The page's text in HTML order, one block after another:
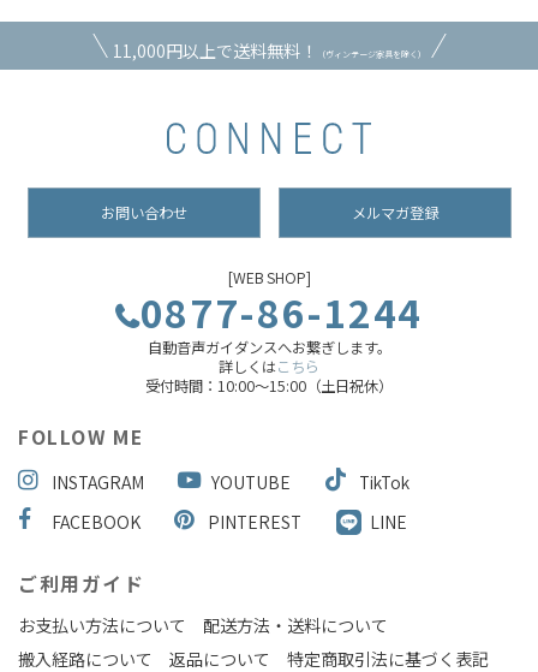
11,000円以上で送料無料！ （ヴィンテージ家具を除く）
お問い合わせ メルマガ登録
[WEB SHOP]
0877-86-1244
自動音声ガイダンスへお繋ぎします。
詳しくはこちら
受付時間：10:00～15:00（土日祝休）
FOLLOW ME
INSTAGRAM YOUTUBE
TikTok
FACEBOOK
PINTEREST LINE
ご利用ガイド
お支払い方法について
配送方法・送料について
搬入経路について
返品について
特定商取引法に基づく表記